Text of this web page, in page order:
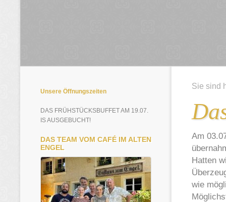
Unsere Öffnungszeiten
DAS FRÜHSTÜCKSBUFFET AM 19.07.
IS AUSGEBUCHT!
DAS TEAM VOM CAFÉ IM ALTEN
ENGEL
Sie sind
Am
Hatten
wie